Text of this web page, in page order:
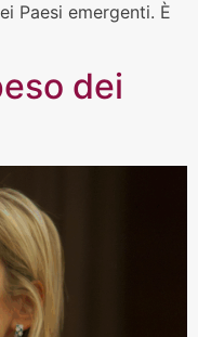
Paesi emergenti. È
dei